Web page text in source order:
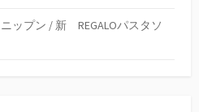
ップン / 新 REGALOパスタソ